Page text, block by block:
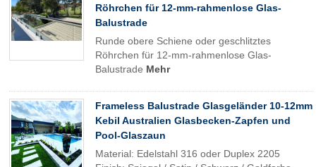
Röhrchen für 12-mm-rahmenlose Glas-
Balustrade
Runde obere Schiene oder geschlitztes
Röhrchen für 12-mm-rahmenlose Glas-
Balustrade Mehr
Frameless Balustrade Glasgeländer 10-12mm
Kebil Australien Glasbecken-Zapfen und
Pool-Glaszaun
Material: Edelstahl 316 oder Duplex 2205